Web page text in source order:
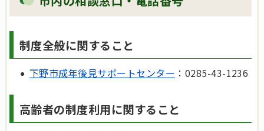
制度全般に関すること
下野市成年後見サポートセンター ：0285-43-1236
高齢者の制度利用に関すること